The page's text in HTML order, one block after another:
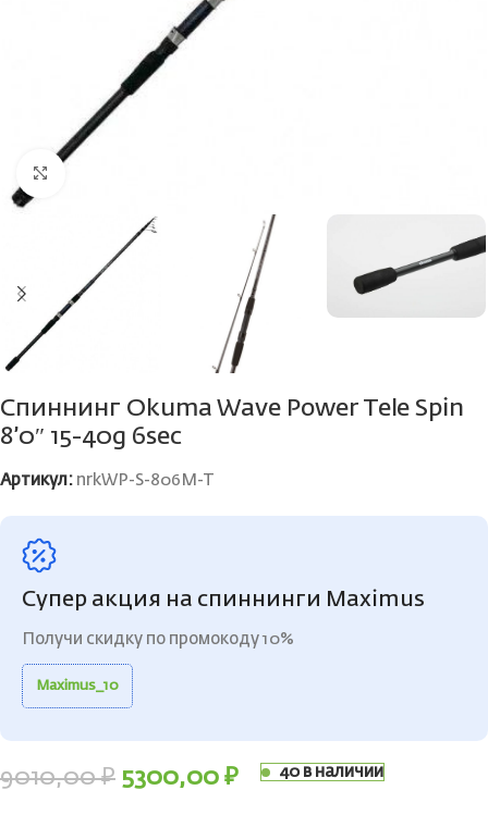
Спиннинг Okuma Wave Power Tele Spin
8’0″ 15-40g 6sec
Артикул: nrkWP-S-806M-T
Супер акция на спиннинги Maximus
Получи скидку по промокоду 10%
Maximus_10
9010,00₽ 5300,00 ₽ 40 в наличии